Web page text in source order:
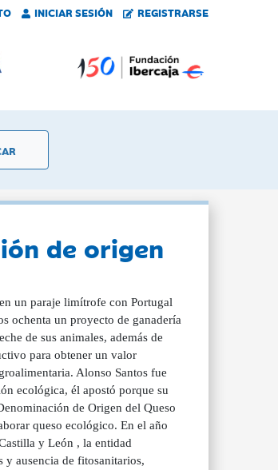
INICIAR SESIÓN REGISTRARSE
de origen
un paraje limítrofe con Portugal
ochenta un proyecto de ganadería
de sus animales, además de
para obtener un valor
Alonso Santos fue
ecológica, él apostó porque su
de Origen del Queso
queso ecológico. En el año
y León , la entidad
y ausencia de fitosanitarios,